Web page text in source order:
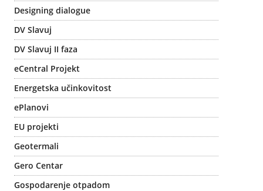
Designing dialogue
DV Slavuj
DV Slavuj II faza
eCentral Projekt
Energetska učinkovitost
ePlanovi
EU projekti
Geotermali
Gero Centar
Gospodarenje otpadom